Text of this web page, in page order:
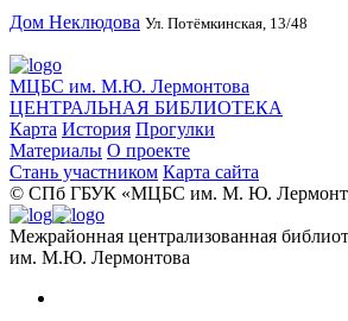
Дом Неклюдова Ул. Потёмкинская, 13/48
МЦБС им. М.Ю. Лермонтова
ЦЕНТРАЛЬНАЯ БИБЛИОТЕКА
Карта История Прогулки
Материалы О проекте
Стань участником Карта сайта
© CПб ГБУК «МЦБС им. М. Ю.
Межрайонная централизованная
им. М.Ю. Лермонтова